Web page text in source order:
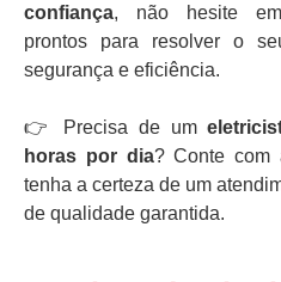
confiança, não hesite em
prontos para resolver o
segurança e eficiência.
👉 Precisa de um
horas por dia? Conte com
tenha a certeza de um
de qualidade garantida.